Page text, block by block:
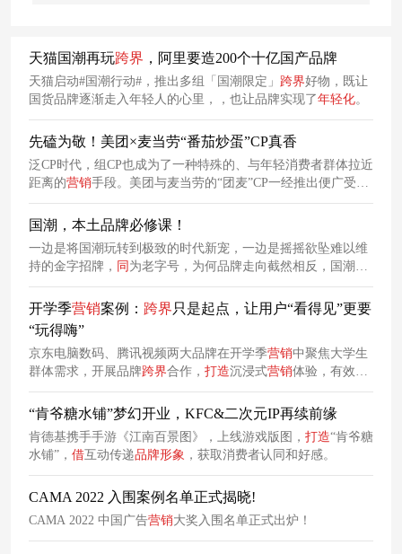
天猫国潮再玩跨界 ，阿里要造200个十亿国产品牌
天猫启动#国潮行动#，推出多组「国潮限定」 跨界好物，既让
国货品牌逐渐走入年轻人的心里，，也让品牌实现了年轻化。
先磕为敬！美团×麦当劳“番茄炒蛋”CP真香
泛CP时代，组CP也成为了一种特殊的、与年轻消费者群体拉近
距离的营销手段。美团与麦当劳的“团麦”CP一经推出便广受好
评，引发广泛讨论。
国潮，本土品牌必修课！
一边是将国潮玩转到极致的时代新宠，一边是摇摇欲坠难以维
持的金字招牌， 同 为老字号，为何品牌走向截然相反，国潮复
兴下的老字号出路究竟是什么？
开学季营销案例： 跨界只是起点，让用户“看得见”更要
“玩得嗨”
京东电脑数码、腾讯视频两大品牌在开学季营销中聚焦大学生
群体需求，开展品牌跨界合作， 打造沉浸式营销体验，有效实
现营销效果。
“肯爷糖水铺”梦幻开业，KFC&二次元IP再续前缘
肯德基携手手游《江南百景图》，上线游戏版图， 打造“肯爷糖
水铺”， 借互动传递品牌形象 ，获取消费者认同和好感。
CAMA 2022 入围案例名单正式揭晓!
CAMA 2022 中国广告营销大奖入围名单正式出炉！